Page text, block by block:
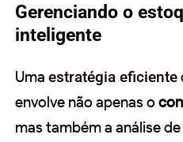
Gerenciando o
inteligente
Uma estratégia eficiente
envolve não apenas o
mas também a análise